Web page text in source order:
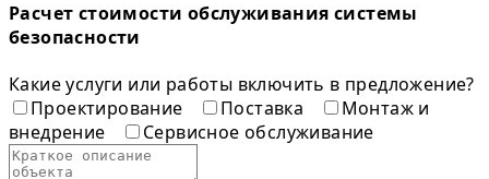
Расчет стоимости обслуживания системы
безопасности
Какие услуги или работы включить в предложение?
Проектирование
Поставка
Монтаж и
внедрение
Сервисное обслуживание